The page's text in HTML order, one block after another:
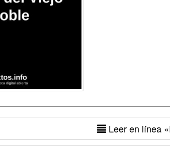
Leer en línea